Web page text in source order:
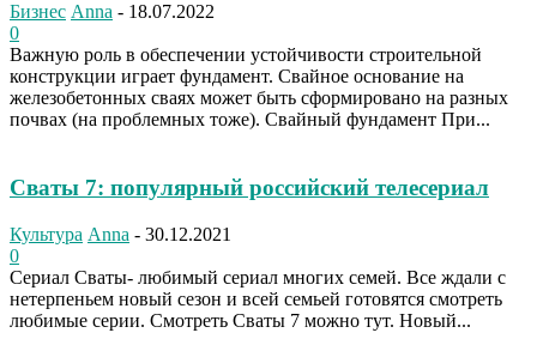
Бизнес Anna - 18.07.2022
0
Важную роль в обеспечении устойчивости строительной
конструкции играет фундамент. Свайное основание на
железобетонных сваях может быть сформировано на разных
почвах (на проблемных тоже). Свайный фундамент При...
Сваты 7: популярный российский телесериал
Культура Anna - 30.12.2021
0
Сериал Сваты- любимый сериал многих семей. Все ждали с
нетерпеньем новый сезон и всей семьей готовятся смотреть
любимые серии. Смотреть Сваты 7 можно тут. Новый...